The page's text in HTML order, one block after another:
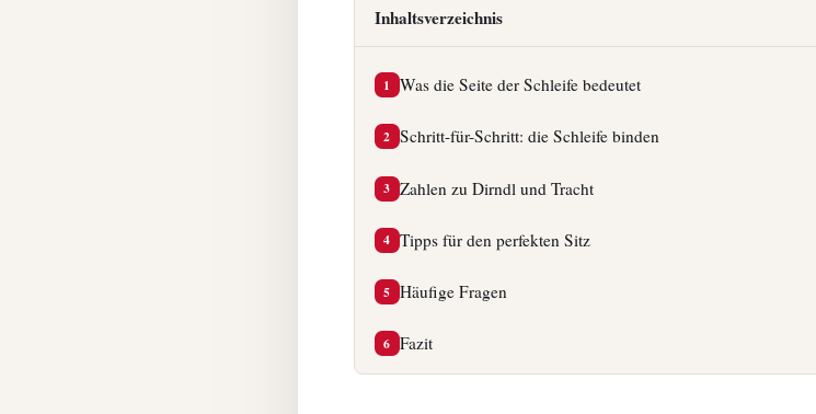
Inhaltsverzeichnis
1 Was die Seite der Schleife bedeutet
2 Schritt-für-Schritt: die Schleife binden
3 Zahlen zu Dirndl und Tracht
4 Tipps für den perfekten Sitz
5 Häufige Fragen
6 Fazit